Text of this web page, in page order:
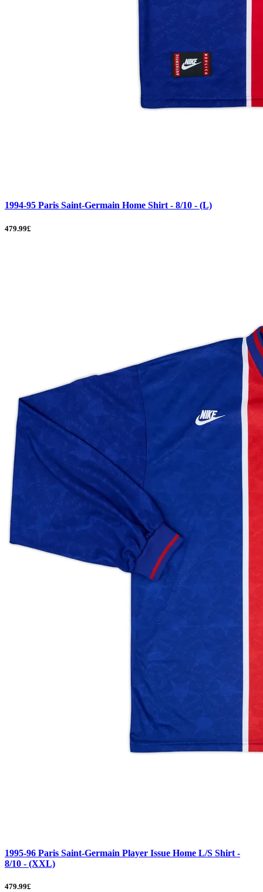
1994-95 Paris Saint-Germain Home Shirt - 8/10 - (L)
479.99£
1995-96 Paris Saint-Germain Player Issue Home L/S Shirt -
8/10 - (XXL)
479.99£